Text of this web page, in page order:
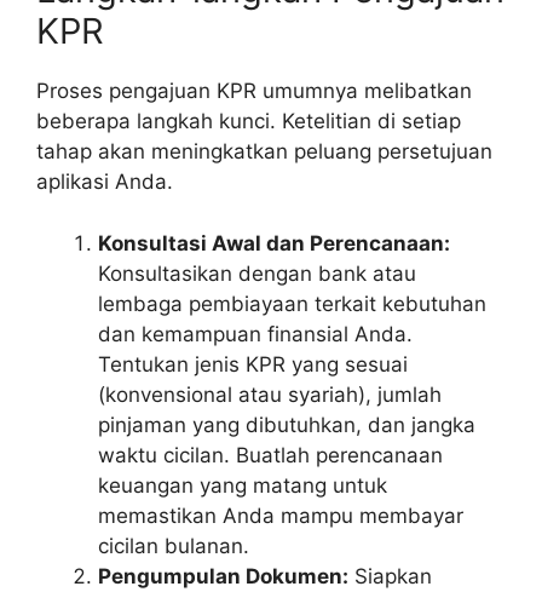
KPR
Proses pengajuan KPR umumnya melibatkan
beberapa langkah kunci. Ketelitian di setiap
tahap akan meningkatkan peluang persetujuan
aplikasi Anda.
Konsultasi Awal dan Perencanaan:
Konsultasikan dengan bank atau
lembaga pembiayaan terkait kebutuhan
dan kemampuan finansial Anda.
Tentukan jenis KPR yang sesuai
(konvensional atau syariah), jumlah
pinjaman yang dibutuhkan, dan jangka
waktu cicilan. Buatlah perencanaan
keuangan yang matang untuk
memastikan Anda mampu membayar
cicilan bulanan.
Pengumpulan Dokumen: Siapkan